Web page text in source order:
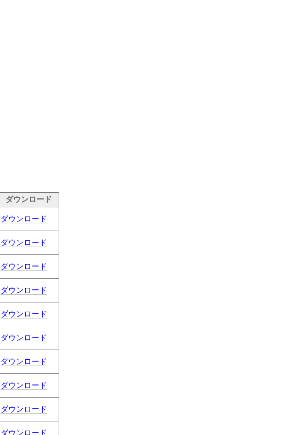
ダウンロード
ダウンロード
ダウンロード
ダウンロード
ダウンロード
ダウンロード
ダウンロード
ダウンロード
ダウンロード
ダウンロード
ダウンロード